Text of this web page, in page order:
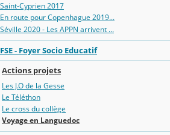
Saint-Cyprien 2017
En route pour Copenhague 2019...
Séville 2020 - Les APPN arrivent ...
FSE - Foyer Socio Educatif
Actions projets
Les J.O de la Gesse
Le Téléthon
Le cross du collège
Voyage en Languedoc